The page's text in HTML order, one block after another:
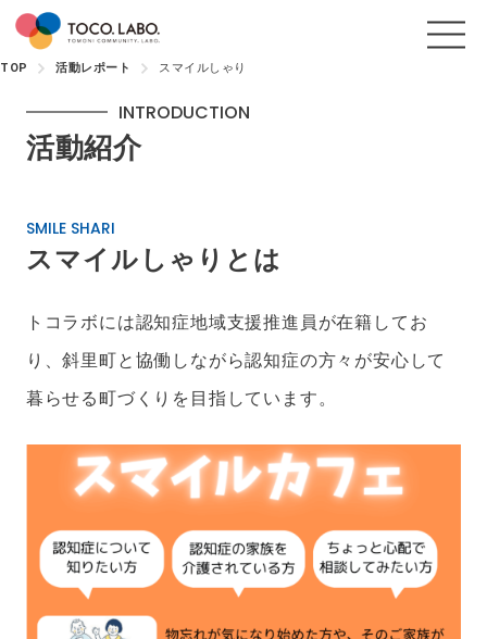
TOP 活動レポート スマイルしゃり
INTRODUCTION
活動紹介
SMILE SHARI
スマイルしゃりとは
トコラボには認知症地域支援推進員が在籍してお
り、斜里町と協働しながら認知症の方々が安心して
暮らせる町づくりを目指しています。